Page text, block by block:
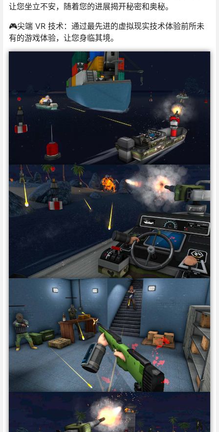
让您坐立不安，随着您的进展揭开秘密和奥秘。
🎮尖端 VR 技术：通过最先进的虚拟现实技术体验前所未
有的游戏体验，让您身临其境。